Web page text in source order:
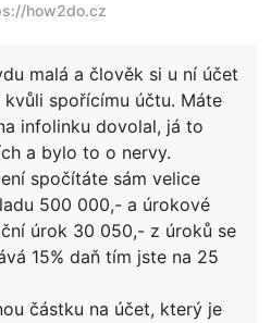
how2do.cz
malá a člověk si u ní účet
kvůli spořícímu účtu. Máte
infolinku dovolal, já to
a bylo to o nervy.
spočítáte sám velice
500 000,- a úrokové
úrok 30 050,- z úroků se
15% daň tím jste na 25
částku na účet, který je